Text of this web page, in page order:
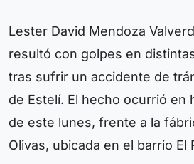
Lester David Mendoza
resultó con golpes en
tras sufrir un accidente de
de Estelí. El hecho ocurrió en
de este lunes, frente a la
Olivas, ubicada en el barrio El